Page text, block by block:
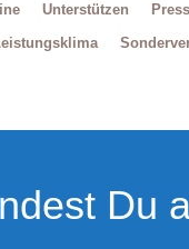
Unterstützen
Du